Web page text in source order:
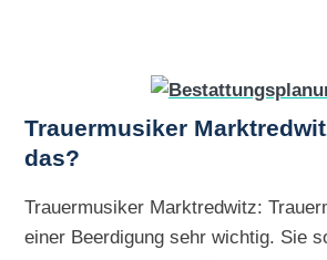
Trauermusiker
das?
Trauermusiker Marktredwitz:
einer Beerdigung sehr wichtig. Sie